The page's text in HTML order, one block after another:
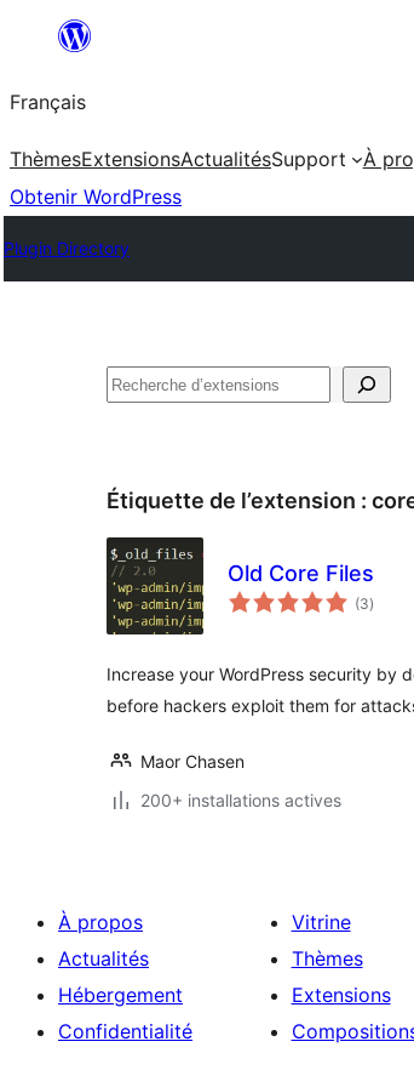
contenu
Français
ThèmesExtensionsActualitésSupport À
Obtenir WordPress
Plugin Directory
Rechercher
Étiquette de l’extension :
Old Core Files
(3notes
en
)
Increase your WordPress security by
before hackers exploit them for
Maor Chasen
200+ installations actives
À propos
Actualités
Hébergement
Confidentialité
Vitrine
Thèmes
Extensions